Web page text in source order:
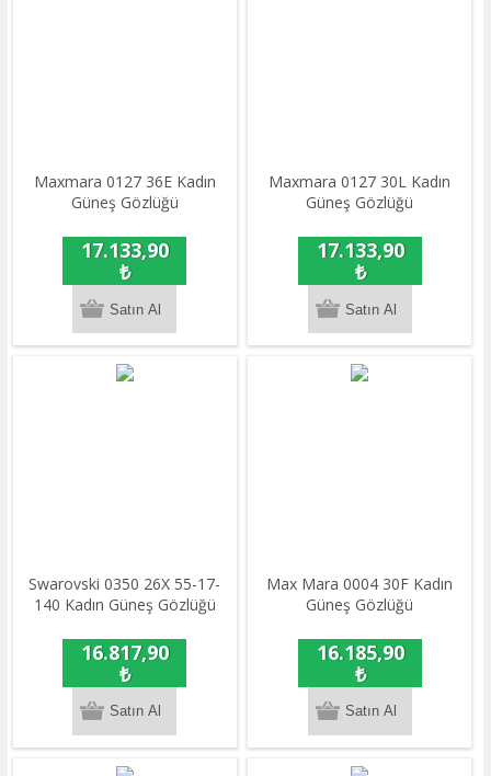
Maxmara 0127 36E Kadın
Güneş Gözlüğü
17.133,90
₺
Maxmara 0127 30L Kadın
Güneş Gözlüğü
17.133,90
₺
Swarovski 0350 26X 55-17-
140 Kadın Güneş Gözlüğü
16.817,90
₺
Max Mara 0004 30F Kadın
Güneş Gözlüğü
16.185,90
₺